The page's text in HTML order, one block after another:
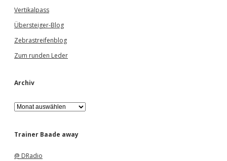
Vertikalpass
Übersteiger-Blog
Zebrastreifenblog
Zum runden Leder
Archiv
A
r
h
Trainer Baade away
@ DRadio